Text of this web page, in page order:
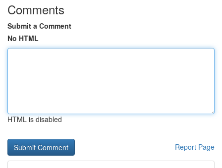
Comments
Submit a Comment
No HTML
HTML is disabled
Report Page